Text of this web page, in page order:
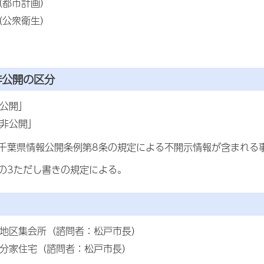
衆衛生）
開の区分
開」
公開」
葉県情報公開条例第8条の規定による不開示情報が含まれ
ただし書きの規定による。
集会所（諮問者：松戸市長）
住宅（諮問者：松戸市長）